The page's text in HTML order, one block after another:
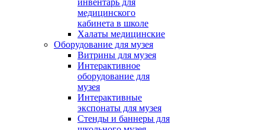
инвентарь для
медицинского
кабинета в школе
Халаты медицинские
Оборудование для музея
Витрины для музея
Интерактивное
оборудование для
музея
Интерактивные
экспонаты для музея
Стенды и баннеры для